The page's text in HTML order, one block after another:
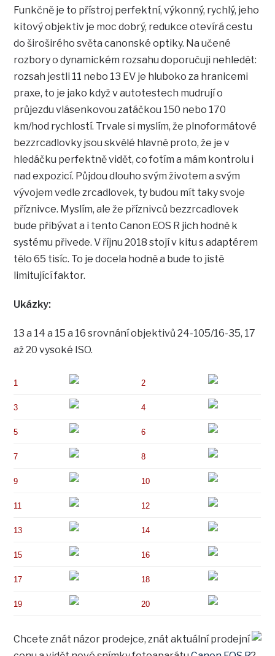
Funkčně je to přístroj perfektní, výkonný, rychlý, jeho
kitový objektiv je moc dobrý, redukce otevírá cestu
do široširého světa canonské optiky. Na učené
rozbory o dynamickém rozsahu doporučuji nehledět:
rozsah jestli 11 nebo 13 EV je hluboko za hranicemi
praxe, to je jako když v autotestech mudrují o
průjezdu vlásenkovou zatáčkou 150 nebo 170
km/hod rychlostí. Trvale si myslím, že plnoformátové
bezzrcadlovky jsou skvělé hlavně proto, že je v
hledáčku perfektně vidět, co fotím a mám kontrolu i
nad expozicí. Půjdou dlouho svým životem a svým
vývojem vedle zrcadlovek, ty budou mít taky svoje
příznivce. Myslím, ale že příznivců bezzrcadlovek
bude přibývat a i tento Canon EOS R jich hodně k
systému přivede. V říjnu 2018 stojí v kitu s adaptérem
tělo 65 tisíc. To je docela hodně a bude to jistě
limitující faktor.
Ukázky:
13 a 14 a 15 a 16 srovnání objektivů 24-105/16-35, 17
až 20 vysoké ISO.
1 2
3 4
5 6
7 8
9 10
11 12
13 14
15 16
17 18
19 20
Chcete znát názor prodejce, znát aktuální prodejní